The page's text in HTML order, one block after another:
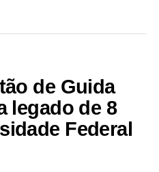
de Guida
legado de 8
Federal